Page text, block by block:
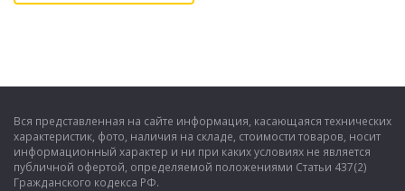
Вся представленная на сайте информация, касающаяся технических
характеристик, фото, наличия на складе, стоимости товаров, носит
информационный характер и ни при каких условиях не является
публичной офертой, определяемой положениями Статьи 437(2)
Гражданского кодекса РФ.